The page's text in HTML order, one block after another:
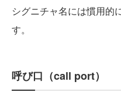
シグニチャ名には慣用的
す。
呼び口（call port）